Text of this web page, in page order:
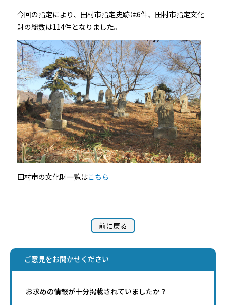
今回の指定により、田村市指定史跡は6件、田村市指定文化
財の総数は114件となりました。
田村市の文化財一覧はこちら
前に戻る
ご意見をお聞かせください
お求めの情報が十分掲載されていましたか？